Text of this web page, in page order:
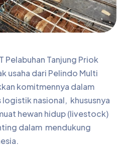
Pelabuhan Tanjung Priok
usaha dari Pelindo Multi
komitmennya dalam
logistik nasional, khususnya
hewan hidup (livestock)
dalam mendukung